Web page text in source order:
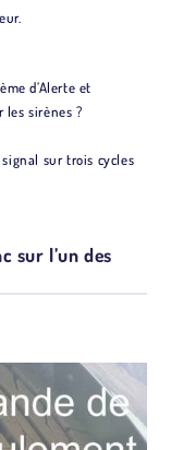
d’Alerte et
les sirènes ?
sur trois cycles
sur l’un des